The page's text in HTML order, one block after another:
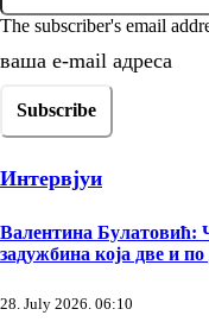
The subscriber's email
ваша е-mail адреса
Интервјуи
Валентина Булатовић:
задужбина која две и
28. July 2026. 06:10